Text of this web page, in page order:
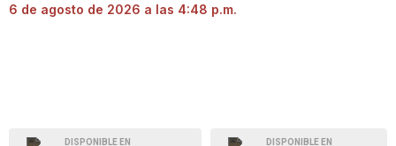
6 de agosto de 2026 a las 4:48 p.m.
DISPONIBLE EN DISPONIBLE EN